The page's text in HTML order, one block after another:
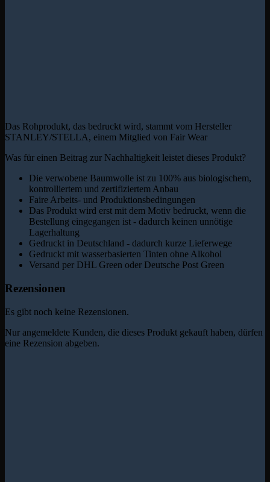
Das Rohprodukt, das bedruckt wird, stammt vom Hersteller
STANLEY/STELLA, einem Mitglied von Fair Wear
Was für einen Beitrag zur Nachhaltigkeit leistet dieses Produkt?
Die verwobene Baumwolle ist zu 100% aus biologischem,
kontrolliertem und zertifiziertem Anbau
Faire Arbeits- und Produktionsbedingungen
Das Produkt wird erst mit dem Motiv bedruckt, wenn die
Bestellung eingegangen ist - dadurch keinen unnötige
Lagerhaltung
Gedruckt in Deutschland - dadurch kurze Lieferwege
Gedruckt mit wasserbasierten Tinten ohne Alkohol
Versand per DHL Green oder Deutsche Post Green
Rezensionen
Es gibt noch keine Rezensionen.
Nur angemeldete Kunden, die dieses Produkt gekauft haben, dürfen
eine Rezension abgeben.